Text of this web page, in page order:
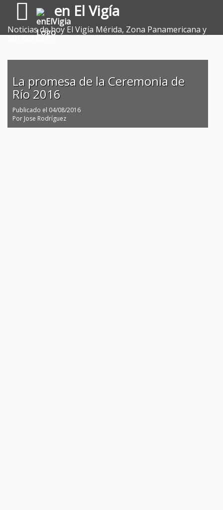
en El Vigía
Noticias de hoy El Vigía Mérida, Zona Panamericana y
Sur del Lago.
La promesa de la Ceremonia de
Río 2016
Publicado el 04/08/2016
Por Jose Rodríguez